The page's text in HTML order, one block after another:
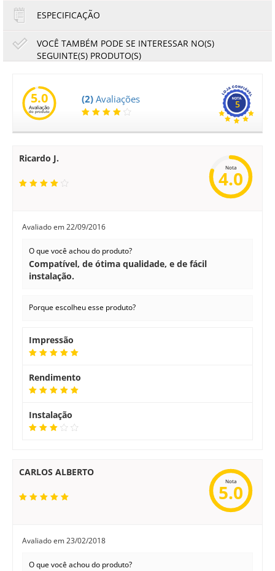
ESPECIFICAÇÃO
VOCÊ TAMBÉM PODE SE INTERESSAR NO(S)
SEGUINTE(S) PRODUTO(S)
MPC3500 MPC4500 Preto | B2309640 | Original
199,48 185,52
no boleto à vista
5.0
Avaliação
do produto
(2) Avaliações 5
Ricardo J.
Nota
4.0
Avaliado em22/09/2016
O que você achou do produto?
Compatível, de ótima qualidade, e de fácil
instalação.
Porque escolheu esse produto?
Impressão
Rendimento
Instalação
CARLOS ALBERTO
Nota
5.0
Avaliado em23/02/2018
O que você achou do produto?